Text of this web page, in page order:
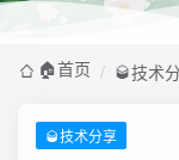
🏠️首页 / 🥃技术
🥃技术分享